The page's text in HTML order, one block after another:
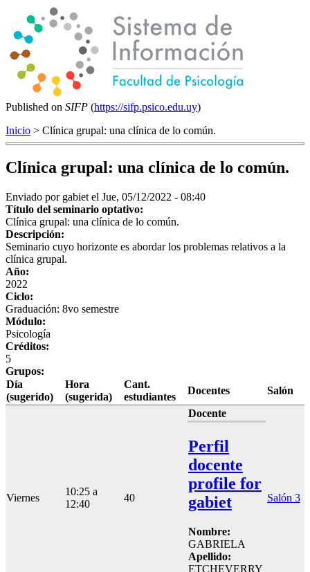
Published on SIFP (https://sifp.psico.edu.uy)
Inicio > Clínica grupal: una clínica de lo común.
Clínica grupal: una clínica de lo común.
Enviado por gabiet el Jue, 05/12/2022 - 08:40
Título del seminario optativo:
Clínica grupal: una clínica de lo común.
Descripción:
Seminario cuyo horizonte es abordar los problemas relativos a la
clínica grupal.
Año:
2022
Ciclo:
Graduación: 8vo semestre
Módulo:
Psicología
Créditos:
5
Grupos:
Día
(sugerido)
Hora
(sugerida)
Cant.
estudiantes
Docentes Salón
Viernes
10:25 a
12:40
40
Docente
Perfil
docente
profile for
gabiet
Nombre:
GABRIELA
Apellido:
ETCHEVERRY
Salón 3